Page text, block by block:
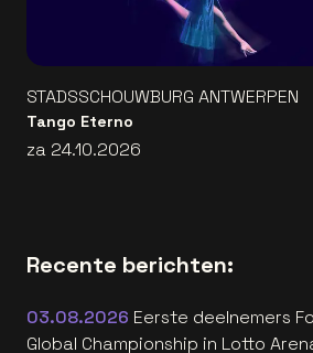
STADSSCHOUWBURG ANTWERPEN
Tango Eterno
za 24.10.2026
Recente berichten:
03.08.2026 Eerste deelnemers
Global Championship in Lotto